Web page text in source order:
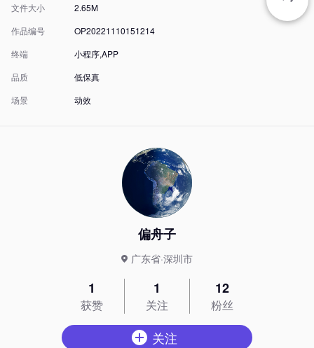
文件大小
2.65M
作品编号
OP20221110151214
终端
小程序,APP
品质
低保真
场景
动效
偏舟子
广东省·深圳市
1
获赞
1
关注
12
粉丝
关注